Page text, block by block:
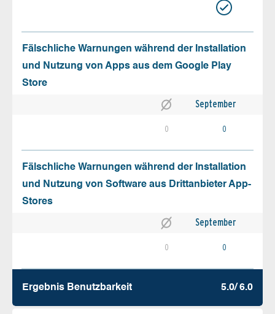
Fälschliche Warnungen während der Installation
und Nutzung von Apps aus dem Google Play
Store
September
0 0
Fälschliche Warnungen während der Installation
und Nutzung von Software aus Drittanbieter App-
Stores
September
0 0
Ergebnis Benutz­barkeit 5.0/ 6.0